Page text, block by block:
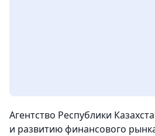
Агентство Республики
и развитию финансового